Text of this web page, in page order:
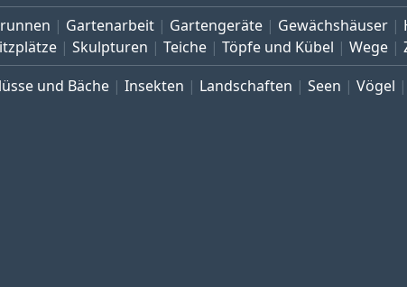
Gartenarbeit Gartengeräte Gewächshäuser
Skulpturen Teiche Töpfe und Kübel Wege
und Bäche Insekten Landschaften Seen Vögel